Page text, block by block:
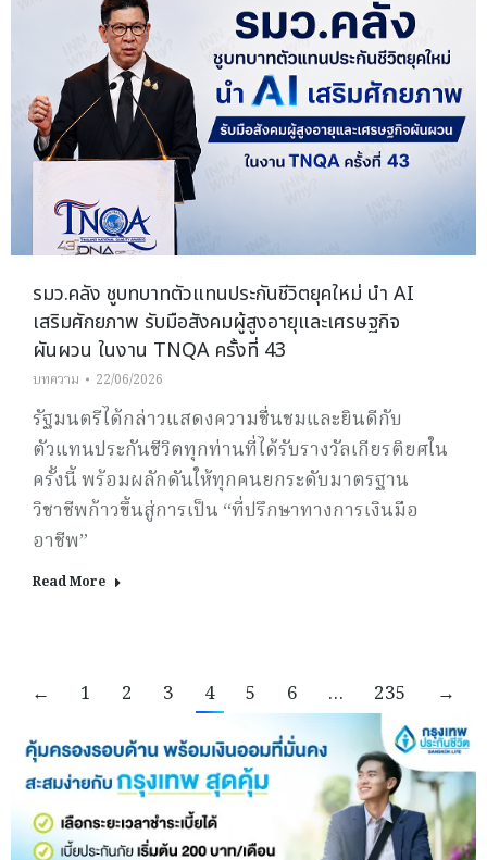
รมว.คลัง ชูบทบาทตัวแทนประกันชีวิตยุคใหม่ นำ AI
เสริมศักยภาพ รับมือสังคมผู้สูงอายุและเศรษฐกิจ
ผันผวน ในงาน TNQA ครั้งที่ 43
บทความ 22/06/2026
รัฐมนตรีได้กล่าวแสดงความชื่นชมและยินดีกับ
ตัวแทนประกันชีวิตทุกท่านที่ได้รับรางวัลเกียรติยศใน
ครั้งนี้ พร้อมผลักดันให้ทุกคนยกระดับมาตรฐาน
วิชาชีพก้าวขึ้นสู่การเป็น “ที่ปรึกษาทางการเงินมือ
อาชีพ”
Read More
← 1 2 3 4 5 6 … 235 →